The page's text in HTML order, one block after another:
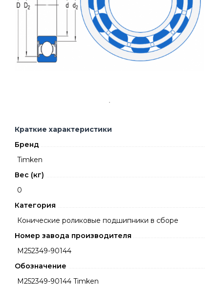
Краткие характеристики
Бренд
Timken
Вес (кг)
0
Категория
Конические роликовые подшипники в сборе
Номер завода производителя
M252349-90144
Обозначение
M252349-90144 Timken